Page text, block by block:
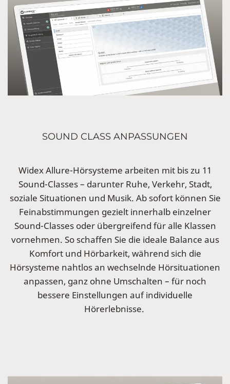
SOUND CLASS ANPASSUNGEN
Widex Allure-Hörsysteme arbeiten mit bis zu 11
Sound-Classes – darunter Ruhe, Verkehr, Stadt,
soziale Situationen und Musik. Ab sofort können Sie
Feinabstimmungen gezielt innerhalb einzelner
Sound-Classes oder übergreifend für alle Klassen
vornehmen. So schaffen Sie die ideale Balance aus
Komfort und Hörbarkeit, während sich die
Hörsysteme nahtlos an wechselnde Hörsituationen
anpassen, ganz ohne Umschalten – für noch
bessere Einstellungen auf individuelle
Hörerlebnisse.